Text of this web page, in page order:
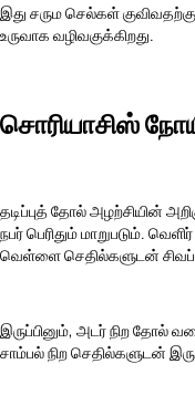
இது சரும செல்கள்
உருவாக வழிவகுக்கிறது.
சொரியாசிஸ்
தடிப்புத் தோல் அழற்சியின்
நபர் பெரிதும் மாறுபடும்.
வெள்ளை செதில்களுடன்
இருப்பினும், அடர் நிற தோல்
சாம்பல் நிற செதில்களுடன்